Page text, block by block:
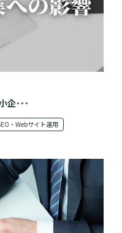
企･･･
・Webサイト運用